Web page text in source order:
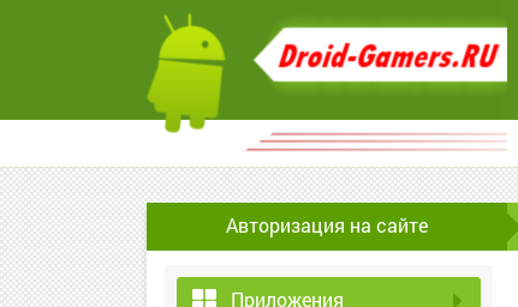
Авторизация на сайте
Приложения